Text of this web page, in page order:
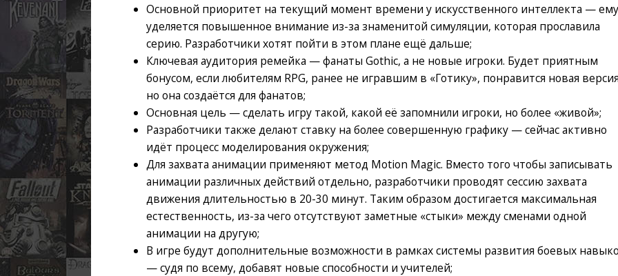
Основной приоритет на текущий момент времени у искусственного интеллекта —
уделяется повышенное внимание из-за знаменитой симуляции, которая прославила
серию. Разработчики хотят пойти в этом плане ещё дальше;
Ключевая аудитория ремейка — фанаты Gothic, а не новые игроки. Будет приятным
бонусом, если любителям RPG, ранее не игравшим в «Готику», понравится новая
но она создаётся для фанатов;
Основная цель — сделать игру такой, какой её запомнили игроки, но более «живой»;
Разработчики также делают ставку на более совершенную графику — сейчас активно
идёт процесс моделирования окружения;
Для захвата анимации применяют метод Motion Magic. Вместо того чтобы записывать
анимации различных действий отдельно, разработчики проводят сессию захвата
движения длительностью в 20-30 минут. Таким образом достигается максимальная
естественность, из-за чего отсутствуют заметные «стыки» между сменами одной
анимации на другую;
В игре будут дополнительные возможности в рамках системы развития боевых
— судя по всему, добавят новые способности и учителей;